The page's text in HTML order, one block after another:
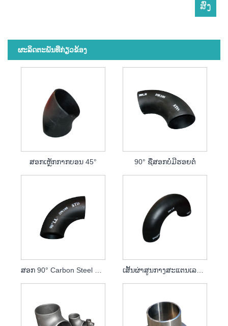
ຜະ​ລິດ​ຕະ​ພັນ​ທີ່​ກ່ຽວ​ຂ້ອງ
ສອກເຫຼັກກາກບອນ 45° 90° ຊື່ສອກບໍ່ມີຮອຍຕໍ່